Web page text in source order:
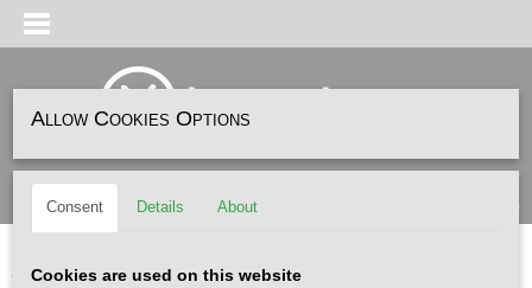
Log in Register SHOPPING CART
(0)
Home>FASHION >EDWIN EUROPE>EDWIN W Olivia Pant Blue Topaze
Allow Cookies Options
Consent Details About
Cookies are used on this website